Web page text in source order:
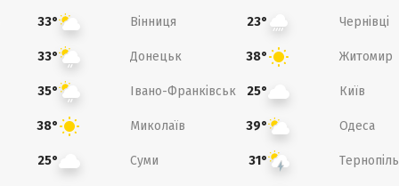
33° Вінниця 23° Чернівці
33° Донецьк 38° Житомир
35° Івано-Франківськ 25° Київ
38° Миколаїв 39° Одеса
25° Суми 31° Тернопіль